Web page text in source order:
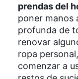
prendas del
poner manos
profunda de
renovar
ropa
comenzar a